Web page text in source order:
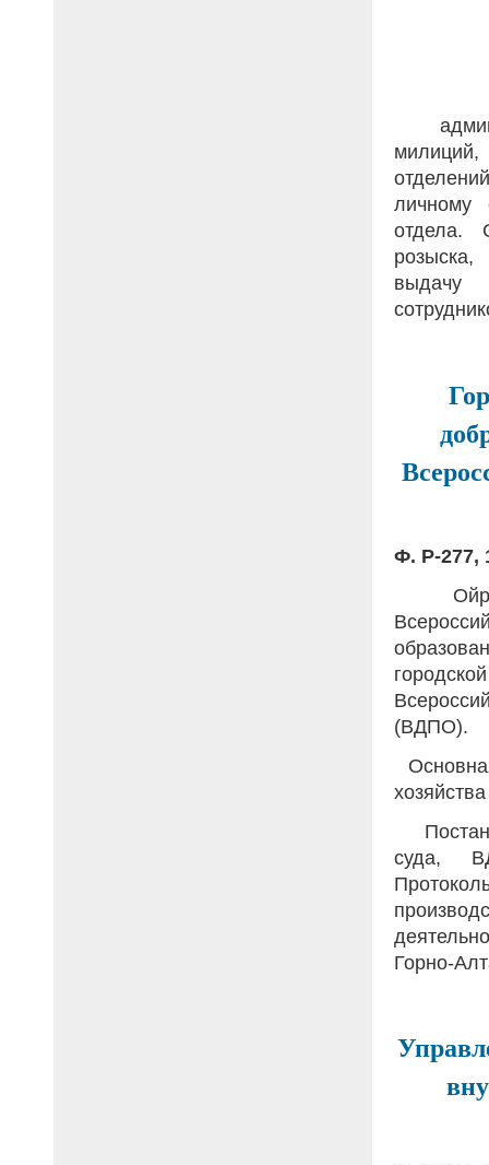
личному
отдела.
розыска,
выдачу
Ф. Р-277,
(ВДПО).
суда,
Горно-